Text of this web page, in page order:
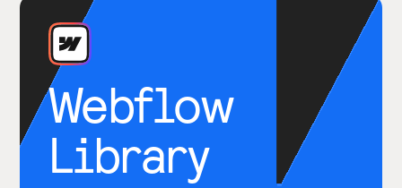
Webflow
Library